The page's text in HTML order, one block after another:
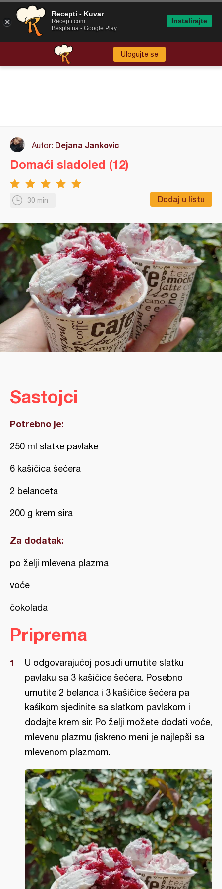
Ulogujte se
Autor: Dejana Jankovic
30 min Dodaj u listu
Domaći sladoled (12)
Sastojci
Potrebno je:
250 ml slatke pavlake
6 kašičica šećera
2 belanceta
200 g krem sira
Za dodatak:
po želji mlevena plazma
voće
čokolada
Priprema
U odgovarajućoj posudi umutite slatku
pavlaku sa 3 kašičice šećera. Posebno
umutite 2 belanca i 3 kašičice šećera pa
kaśikom sjedinite sa slatkom pavlakom i
dodajte krem sir. Po želji možete dodati voće,
mlevenu plazmu (iskreno meni je najlepši sa
mlevenom plazmom.
Recepti - Kuvar
Recepti.com
Besplatna - Google Play
Instalirajte